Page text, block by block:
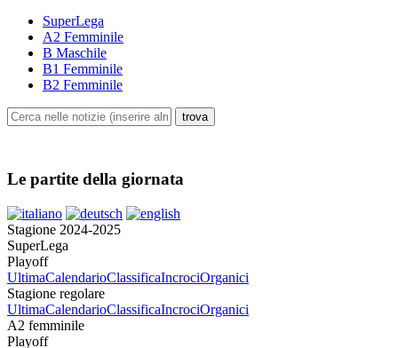
SuperLega
A2 Femminile
B Maschile
B1 Femminile
B2 Femminile
Le partite della giornata
Stagione 2024-2025
SuperLega
Playoff
UltimaCalendarioClassificaIncrociOrganici
Stagione regolare
UltimaCalendarioClassificaIncrociOrganici
A2 femminile
Playoff